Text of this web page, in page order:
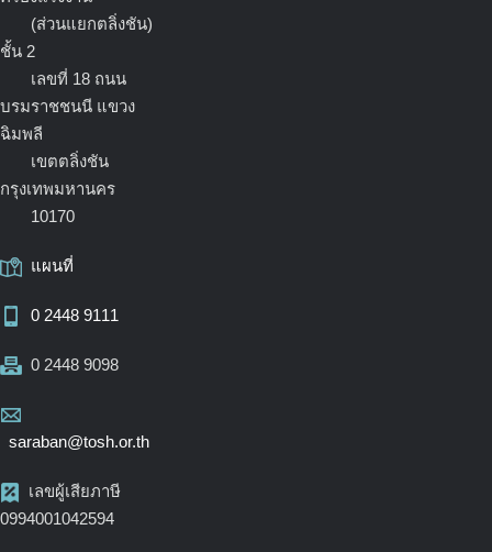
(ส่วนแยกตลิ่งชัน)
ชั้น 2
เลขที่ 18 ถนน
บรมราชชนนี แขวง
ฉิมพลี
เขตตลิ่งชัน
กรุงเทพมหานคร
10170
แผนที่
0 2448 9111
0 2448 9098
saraban@tosh.or.th
เลขผู้เสียภาษี
0994001042594